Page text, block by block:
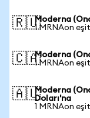
🇷🇺Moderna
1 MRNAon
🇨🇦Moderna
1 MRNAon
🇦🇺Moderna
Doları'na
1 MRNAon